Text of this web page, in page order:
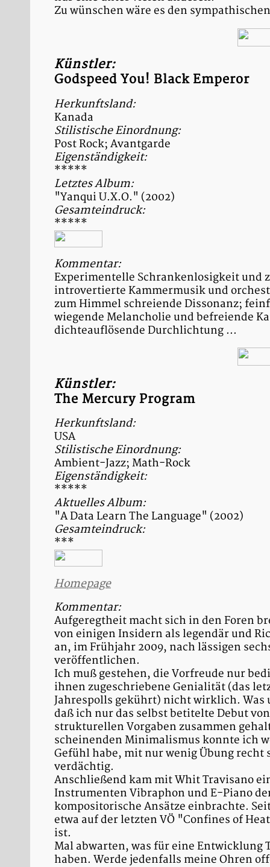
Zu wünschen wäre es den
Künstler:
Godspeed You! Black Emperor
Herkunftsland:
Kanada
Stilistische Einordnung:
Post Rock; Avantgarde
Eigenständigkeit:
*****
Letztes Album:
"Yanqui U.X.O." (2002)
Gesamteindruck:
*****
Kommentar:
Experimentelle Schrankenlosigkeit und
introvertierte Kammermusik und
zum Himmel schreiende Dissonanz;
wiegende Melancholie und befreiende
dichteauflösende Durchlichtung ...
Künstler:
The Mercury Program
Herkunftsland:
USA
Stilistische Einordnung:
Ambient-Jazz; Math-Rock
Eigenständigkeit:
*****
Aktuelles Album:
"A Data Learn The Language" (2002)
Gesamteindruck:
***
Homepage
Kommentar:
Aufgeregtheit macht sich in den Foren
von einigen Insidern als legendär und
an, im Frühjahr 2009, nach lässigen
veröffentlichen.
Ich muß gestehen, die Vorfreude nur
ihnen zugeschriebene Genialität (das
Jahrespolls gekührt) nicht wirklich. Was
daß ich nur das selbst betitelte Debut
strukturellen Vorgaben zusammen
scheinenden Minimalismus konnte ich
Gefühl habe, mit nur wenig Übung
verdächtig.
Anschließend kam mit Whit Travisano
Instrumenten Vibraphon und E-Piano
kompositorische Ansätze einbrachte.
etwa auf der letzten VÖ "Confines of
ist.
Mal abwarten, was für eine Entwicklung
haben. Werde jedenfalls meine Ohren